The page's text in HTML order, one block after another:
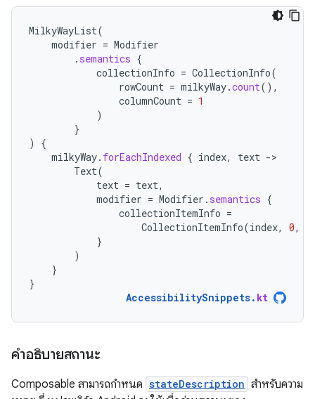
MilkyWayList(
modifier = Modifier
. semantics {
collectionInfo = CollectionInfo(
rowCount = milkyWay.count(),
columnCount = 1
)
}
)
{
milkyWay. forEachIndexed { index, text -
Text(
text = text,
modifier = Modifier . semantics {
collectionItemInfo =
CollectionItemInfo(index, 0,
}
)
}
}
AccessibilitySnippets. kt
คำอธิบายสถานะ
Composable สามารถกําหนด stateDescription สําหรับความ